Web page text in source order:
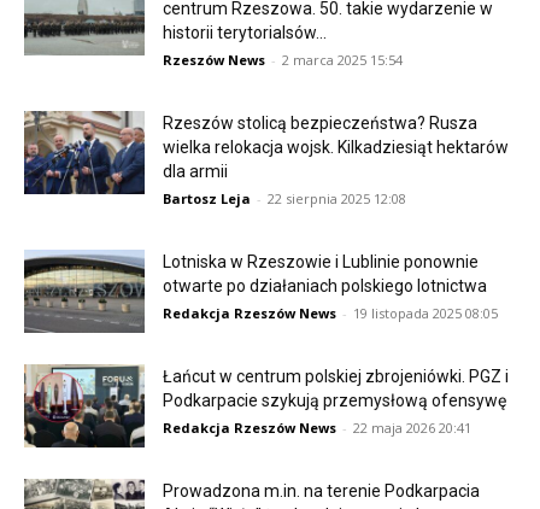
centrum Rzeszowa. 50. takie wydarzenie w
historii terytorialsów...
Rzeszów News - 2 marca 2025 15:54
Rzeszów stolicą bezpieczeństwa? Rusza
wielka relokacja wojsk. Kilkadziesiąt hektarów
dla armii
Bartosz Leja - 22 sierpnia 2025 12:08
Lotniska w Rzeszowie i Lublinie ponownie
otwarte po działaniach polskiego lotnictwa
Redakcja Rzeszów News - 19 listopada 2025 08:05
Łańcut w centrum polskiej zbrojeniówki. PGZ i
Podkarpacie szykują przemysłową ofensywę
Redakcja Rzeszów News - 22 maja 2026 20:41
Prowadzona m.in. na terenie Podkarpacia